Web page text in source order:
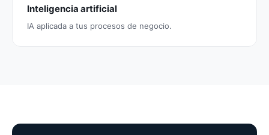
Inteligencia artificial
IA aplicada a tus procesos de negocio.